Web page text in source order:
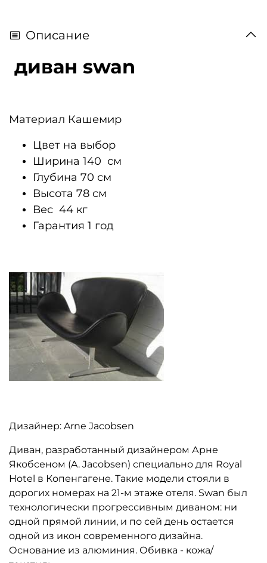
Описание
диван swan
Материал Кашемир
Цвет на выбор
Ширина 140 см
Глубина 70 см
Высота 78 см
Вес 44 кг
Гарантия 1 год
Дизайнер: Arne Jacobsen
Диван, разработанный дизайнером Арне
Якобсеном (A. Jacobsen) специально для Royal
Hotel в Копенгагене. Такие модели стояли в
дорогих номерах на 21-м этаже отеля. Swan был
технологически прогрессивным диваном: ни
одной прямой линии, и по сей день остается
одной из икон современного дизайна.
Основание из алюминия. Обивка - кожа/